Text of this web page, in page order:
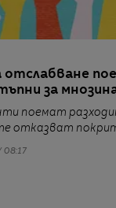
отслабване
за
поемат
отказват
08:17